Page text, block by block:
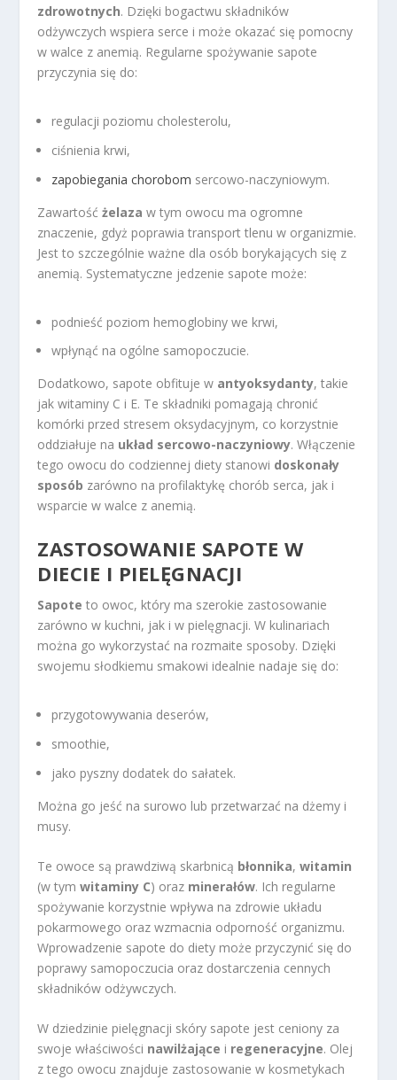
zdrowotnych. Dzięki bogactwu składników
odżywczych wspiera serce i może okazać się pomocny
w walce z anemią. Regularne spożywanie sapote
przyczynia się do:
regulacji poziomu cholesterolu,
ciśnienia krwi,
zapobiegania chorobom sercowo-naczyniowym.
Zawartośćżelaza w tym owocu ma ogromne
znaczenie, gdyż poprawia transport tlenu w organizmie.
Jest to szczególnie ważne dla osób borykających się z
anemią. Systematyczne jedzenie sapote może:
podnieść poziom hemoglobiny we krwi,
wpłynąć na ogólne samopoczucie.
Dodatkowo, sapote obfituje w antyoksydanty, takie
jak witaminy C i E. Te składniki pomagają chronić
komórki przed stresem oksydacyjnym, co korzystnie
oddziałuje na układ sercowo-naczyniowy. Włączenie
tego owocu do codziennej diety stanowi doskonały
sposób zarówno na profilaktykę chorób serca, jak i
wsparcie w walce z anemią.
ZASTOSOWANIE SAPOTE W
DIECIE I PIELĘGNACJI
Sapote to owoc, który ma szerokie zastosowanie
zarówno w kuchni, jak i w pielęgnacji. W kulinariach
można go wykorzystać na rozmaite sposoby. Dzięki
swojemu słodkiemu smakowi idealnie nadaje się do:
przygotowywania deserów,
smoothie,
jako pyszny dodatek do sałatek.
Można go jeść na surowo lub przetwarzać na dżemy i
musy.
Te owoce są prawdziwą skarbnicą błonnika,witamin
(w tymwitaminy C) oraz minerałów. Ich regularne
spożywanie korzystnie wpływa na zdrowie układu
pokarmowego oraz wzmacnia odporność organizmu.
Wprowadzenie sapote do diety może przyczynić się do
poprawy samopoczucia oraz dostarczenia cennych
składników odżywczych.
W dziedzinie pielęgnacji skóry sapote jest ceniony za
swoje właściwości nawilżające i regeneracyjne. Olej
z tego owocu znajduje zastosowanie w kosmetykach